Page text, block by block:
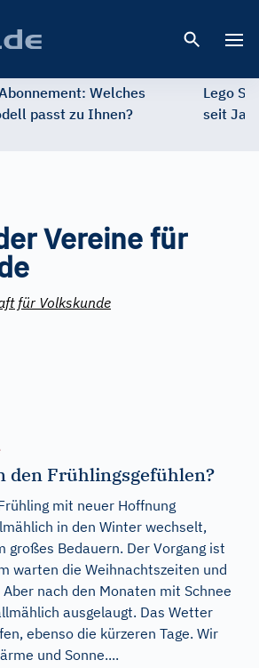
Welches
passt zu Ihnen?
Lego
seit
Vereine für
für Volkskunde
den Frühlingsgefühlen?
mit neuer Hoffnung
in den Winter wechselt,
großes Bedauern. Der Vorgang ist
warten die Weihnachtszeiten und
nach den Monaten mit Schnee
ausgelaugt. Das Wetter
ebenso die kürzeren Tage. Wir
und Sonne....